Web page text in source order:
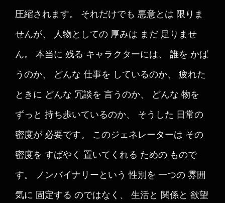
圧縮されます。 それだけでも 悪意とは 限りま
せんが、 人物としての 厚みは まだ 足りませ
ん。 本当に 残る キャラクターには、 誰を かば
うのか、 どんな 仕事を しているのか、 疲れた
ときに どんな 冗談を 言うのか、 どんな 物を
ずっと 持ち歩いているのか、 そうした 日常の
密度が 必要です。 このジェネレーターは その
密度を すばやく 置いてくれる ための もので
す。 ノンバイナリーという 性別を 一つの 雰囲
気に 固定する のではなく、 生活と 関係と 欲望